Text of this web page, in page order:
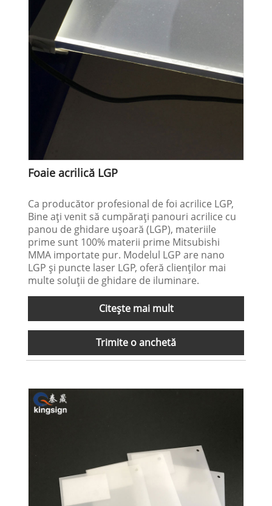
Foaie acrilică LGP
Ca producător profesional de foi acrilice LGP,
Bine ați venit să cumpărați panouri acrilice cu
panou de ghidare ușoară (LGP), materiile
prime sunt 100% materii prime Mitsubishi
MMA importate pur. Modelul LGP are nano
LGP și puncte laser LGP, oferă clienților mai
multe soluții de ghidare de iluminare.
Citeşte mai mult
Trimite o anchetă